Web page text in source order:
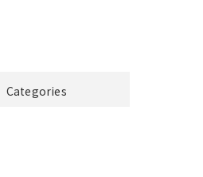
Categories